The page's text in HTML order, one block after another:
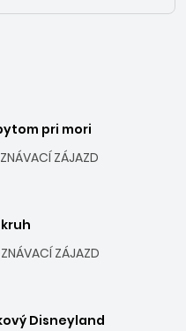
pri mori
ZÁJAZD
ZÁJAZD
Disneyland